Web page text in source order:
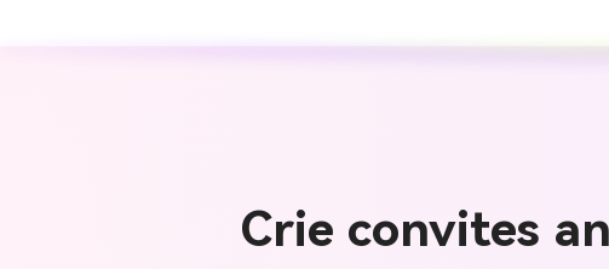
Crie convites